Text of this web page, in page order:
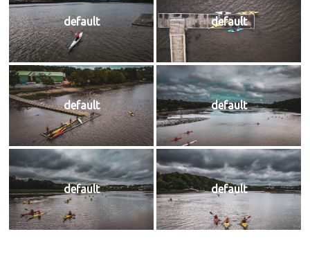
default default
default default
default default